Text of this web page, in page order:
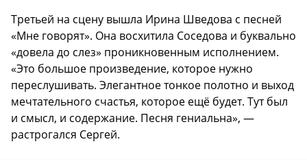
Третьей на сцену вышла Ирина Шведова с песней
«Мне говорят». Она восхитила Соседова и буквально
«довела до слез» проникновенным исполнением.
«Это большое произведение, которое нужно
переслушивать. Элегантное тонкое полотно и выход
мечтательного счастья, которое ещё будет. Тут был
и смысл, и содержание. Песня гениальна», —
растрогался Сергей.